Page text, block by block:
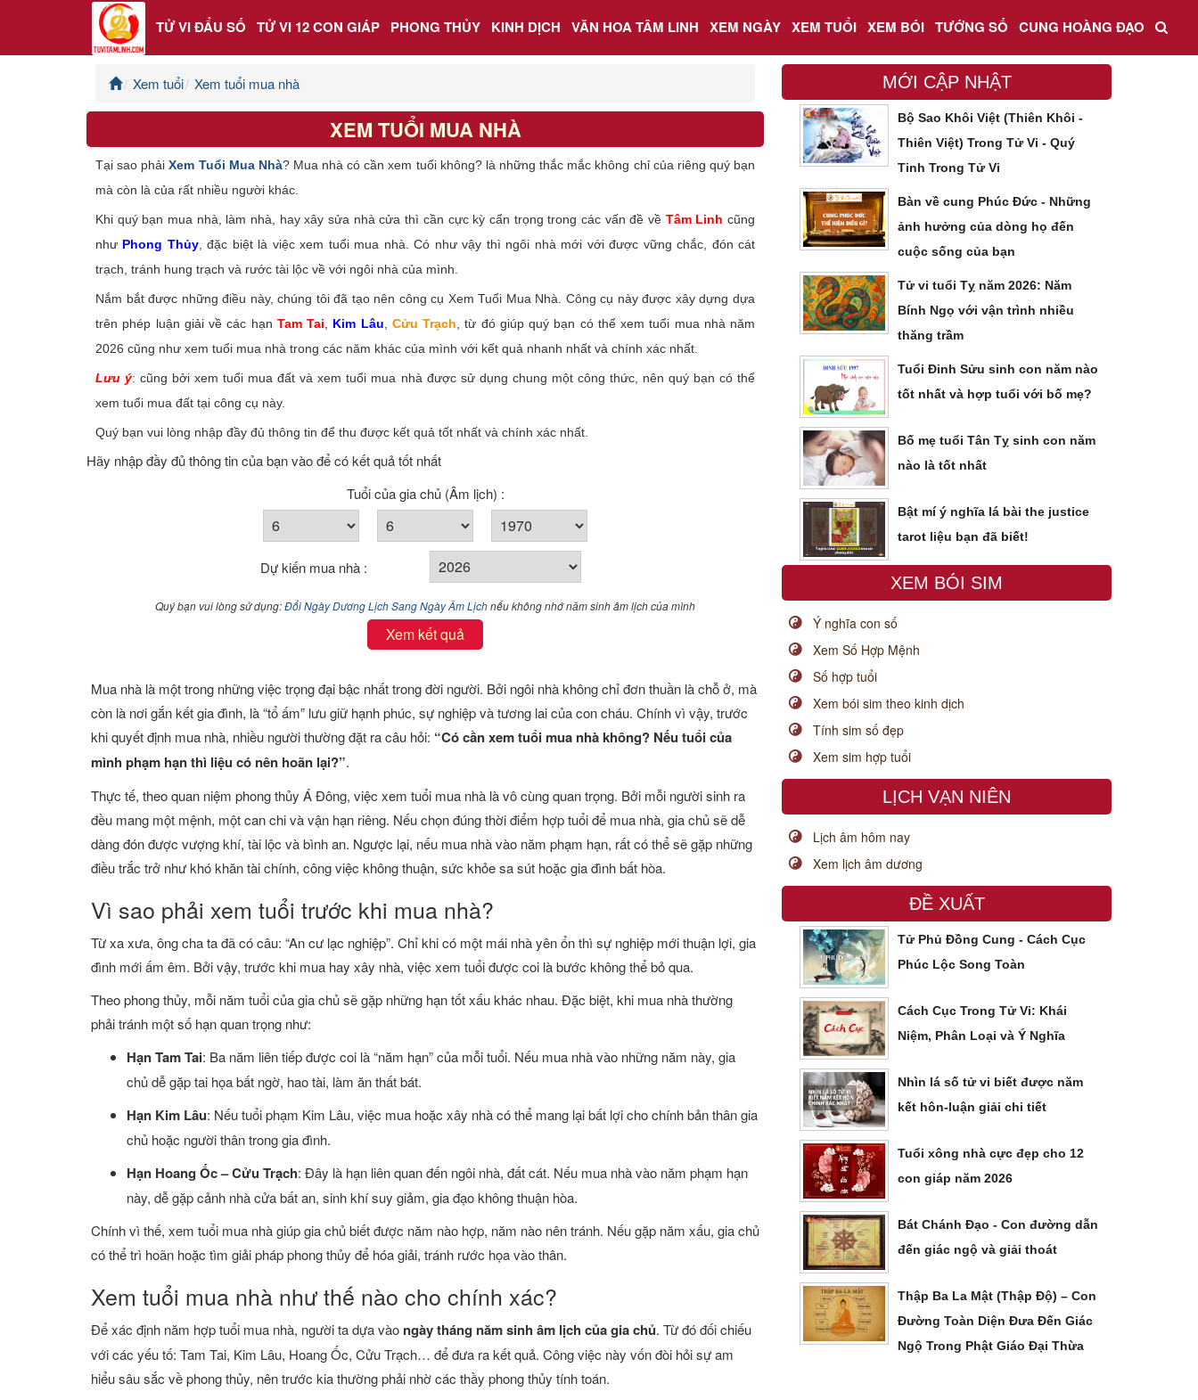
TỬ VI ĐẨU SỐ TỬ VI 12 CON GIÁP PHONG THỦY KINH DỊCH VĂN HOA TÂM LINH XEM NGÀY XEM TUỔI XEM BÓI TƯỚNG SỐ CUNG HOÀNG ĐẠO
Tử Vi Đẩu Số
Tử Vi 12 Con Giáp
Văn Hoa Tâm linh
Xem tuổi Xem tuổi mua nhà
XEM TUỔI MUA NHÀ
Tại sao phảiXem Tuổi Mua Nhà? Mua nhà có cần xem tuổi không? là những thắc mắc không chỉ của riêng quý bạn
mà còn là của rất nhiều người khác.
Khi quý bạn mua nhà, làm nhà, hay xây sửa nhà cửa thì cần cực kỳ cẩn trọng trong các vấn đề về Tâm Linh cũng
như Phong Thủy, đặc biệt là việc xem tuổi mua nhà. Có như vậy thì ngôi nhà mới với được vững chắc, đón cát
trạch, tránh hung trạch và rước tài lộc về với ngôi nhà của mình.
Nắm bắt được những điều này, chúng tôi đã tạo nên công cụ Xem Tuổi Mua Nhà. Công cụ này được xây dựng dựa
trên phép luận giải về các hạn Tam Tai Kim Lâu Cửu Trạch , từ đó giúp quý bạn có thể xem tuổi mua nhà năm
2026 cũng như xem tuổi mua nhà trong các năm khác của mình với kết quả nhanh nhất và chính xác nhất.
Lưu ý: cũng bởi xem tuổi mua đất và xem tuổi mua nhà được sử dụng chung một công thức, nên quý bạn có thể
xem tuổi mua đất tại công cụ này.
Quý bạn vui lòng nhập đầy đủ thông tin để thu được kết quả tốt nhất và chính xác nhất.
Hãy nhập đầy đủ thông tin của bạn vào để có kết quả tốt nhất
Tuổi của gia chủ (Âm lịch) :
Dự kiến mua nhà :
Quý bạn vui lòng sử dụng:Đổi Ngày Dương Lịch Sang Ngày Âm Lịchnếu không nhớ năm sinh âm lịch của mình
Xem kết quả
Mua nhà là một trong những việc trọng đại bậc nhất trong đời người. Bởi ngôi nhà không chỉ đơn thuần là chỗ ở, mà
còn là nơi gắn kết gia đình, là “tổ ấm” lưu giữ hạnh phúc, sự nghiệp và tương lai của con cháu. Chính vì vậy, trước
khi quyết định mua nhà, nhiều người thường đặt ra câu hỏi: “Có cần xem tuổi mua nhà không? Nếu tuổi của
mình phạm hạn thì liệu có nên hoãn lại?”.
Thực tế, theo quan niệm phong thủy Á Đông, việc xem tuổi mua nhà là vô cùng quan trọng. Bởi mỗi người sinh ra
đều mang một mệnh, một can chi và vận hạn riêng. Nếu chọn đúng thời điểm hợp tuổi để mua nhà, gia chủ sẽ dễ
dàng đón được vượng khí, tài lộc và bình an. Ngược lại, nếu mua nhà vào năm phạm hạn, rất có thể sẽ gặp những
điều trắc trở như khó khăn tài chính, công việc không thuận, sức khỏe sa sút hoặc gia đình bất hòa.
Vì sao phải xem tuổi trước khi mua nhà?
Từ xa xưa, ông cha ta đã có câu: “An cư lạc nghiệp”. Chỉ khi có một mái nhà yên ổn thì sự nghiệp mới thuận lợi, gia
đình mới ấm êm. Bởi vậy, trước khi mua hay xây nhà, việc xem tuổi được coi là bước không thể bỏ qua.
Theo phong thủy, mỗi năm tuổi của gia chủ sẽ gặp những hạn tốt xấu khác nhau. Đặc biệt, khi mua nhà thường
phải tránh một số hạn quan trọng như:
Hạn Tam Tai: Ba năm liên tiếp được coi là “năm hạn” của mỗi tuổi. Nếu mua nhà vào những năm này, gia
chủ dễ gặp tai họa bất ngờ, hao tài, làm ăn thất bát.
Hạn Kim Lâu: Nếu tuổi phạm Kim Lâu, việc mua hoặc xây nhà có thể mang lại bất lợi cho chính bản thân gia
chủ hoặc người thân trong gia đình.
Hạn Hoang Ốc – Cửu Trạch: Đây là hạn liên quan đến ngôi nhà, đất cát. Nếu mua nhà vào năm phạm hạn
này, dễ gặp cảnh nhà cửa bất an, sinh khí suy giảm, gia đạo không thuận hòa.
Chính vì thế, xem tuổi mua nhà giúp gia chủ biết được năm nào hợp, năm nào nên tránh. Nếu gặp năm xấu, gia chủ
có thể trì hoãn hoặc tìm giải pháp phong thủy để hóa giải, tránh rước họa vào thân.
Xem tuổi mua nhà như thế nào cho chính xác?
Để xác định năm hợp tuổi mua nhà, người ta dựa vào ngày tháng năm sinh âm lịch của gia chủ. Từ đó đối chiếu
với các yếu tố: Tam Tai, Kim Lâu, Hoang Ốc, Cửu Trạch… để đưa ra kết quả. Công việc này vốn đòi hỏi sự am
hiểu sâu sắc về phong thủy, nên trước kia thường phải nhờ các thầy phong thủy tính toán.
MỚI CẬP NHẬT
Bộ Sao Khôi Việt (Thiên Khôi -
Thiên Việt) Trong Tử Vi - Quý
Tinh Trong Tử Vi
Bàn về cung Phúc Đức - Những
ảnh hưởng của dòng họ đến
cuộc sống của bạn
Tử vi tuổi Tỵ năm 2026: Năm
Bính Ngọ với vận trình nhiều
thăng trầm
Tuổi Đinh Sửu sinh con năm nào
tốt nhất và hợp tuổi với bố mẹ?
Bố mẹ tuổi Tân Tỵ sinh con năm
nào là tốt nhất
Bật mí ý nghĩa lá bài the justice
tarot liệu bạn đã biết!
XEM BÓI SIM
Ý nghĩa con số
Xem Số Hợp Mệnh
Số hợp tuổi
Xem bói sim theo kinh dịch
Tính sim số đẹp
Xem sim hợp tuổi
LỊCH VẠN NIÊN
Lịch âm hôm nay
Xem lịch âm dương
ĐỀ XUẤT
Tử Phủ Đồng Cung - Cách Cục
Phúc Lộc Song Toàn
Cách Cục Trong Tử Vi: Khái
Niệm, Phân Loại và Ý Nghĩa
Nhìn lá số tử vi biết được năm
kết hôn-luận giải chi tiết
Tuổi xông nhà cực đẹp cho 12
con giáp năm 2026
Bát Chánh Đạo - Con đường dẫn
đến giác ngộ và giải thoát
Thập Ba La Mật (Thập Độ) – Con
Đường Toàn Diện Đưa Đến Giác
Ngộ Trong Phật Giáo Đại Thừa